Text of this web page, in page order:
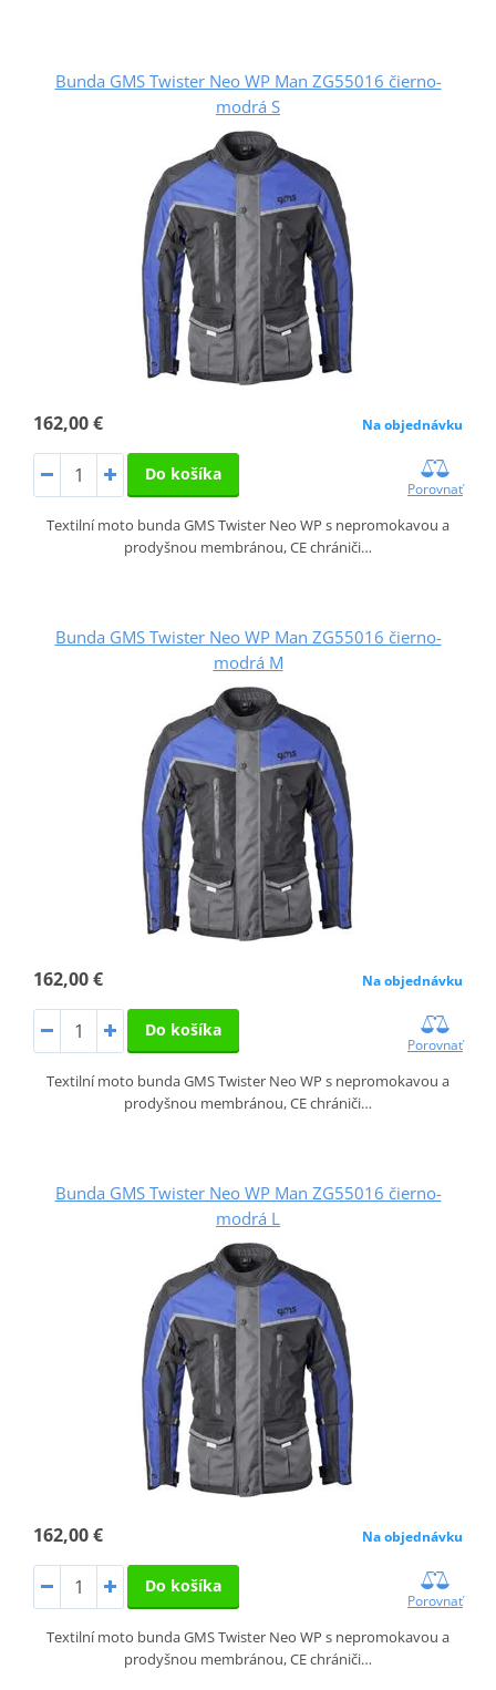
Bunda GMS Twister Neo WP Man ZG55016 čierno-
modrá S
162,00 € Na objednávku
Do košíka
Porovnať
Textilní moto bunda GMS Twister Neo WP s nepromokavou a
prodyšnou membránou, CE chrániči…
Bunda GMS Twister Neo WP Man ZG55016 čierno-
modrá M
162,00 € Na objednávku
Do košíka
Porovnať
Textilní moto bunda GMS Twister Neo WP s nepromokavou a
prodyšnou membránou, CE chrániči…
Bunda GMS Twister Neo WP Man ZG55016 čierno-
modrá L
162,00 € Na objednávku
Do košíka
Porovnať
Textilní moto bunda GMS Twister Neo WP s nepromokavou a
prodyšnou membránou, CE chrániči…